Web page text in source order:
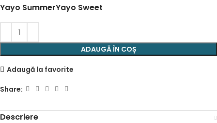
Yayo SummerYayo Sweet
ADAUGĂ ÎN COȘ
Adaugă la favorite
Share:
Descriere